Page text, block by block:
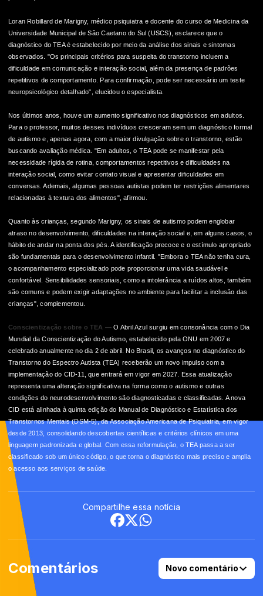
Loran Robillard de Marigny, médico psiquiatra e docente do curso de Medicina da
Universidade Municipal de São Caetano do Sul (USCS), esclarece que o
diagnóstico do TEA é estabelecido por meio da análise dos sinais e sintomas
observados. "Os principais critérios para suspeita do transtorno incluem a
dificuldade em comunicação e interação social, além da presença de padrões
repetitivos de comportamento. Para confirmação, pode ser necessário um teste
neuropsicológico detalhado", elucidou o especialista.
Nos últimos anos, houve um aumento significativo nos diagnósticos em adultos.
Para o professor, muitos desses indivíduos cresceram sem um diagnóstico formal
de autismo e, apenas agora, com a maior divulgação sobre o transtorno, estão
buscando avaliação médica. "Em adultos, o TEA pode se manifestar pela
necessidade rígida de rotina, comportamentos repetitivos e dificuldades na
interação social, como evitar contato visual e apresentar dificuldades em
conversas. Ademais, algumas pessoas autistas podem ter restrições alimentares
relacionadas à textura dos alimentos", afirmou.
Quanto às crianças, segundo Marigny, os sinais de autismo podem englobar
atraso no desenvolvimento, dificuldades na interação social e, em alguns casos, o
hábito de andar na ponta dos pés. A identificação precoce e o estímulo apropriado
são fundamentais para o desenvolvimento infantil. "Embora o TEA não tenha cura,
o acompanhamento especializado pode proporcionar uma vida saudável e
confortável. Sensibilidades sensoriais, como a intolerância a ruídos altos, também
são comuns e podem exigir adaptações no ambiente para facilitar a inclusão das
crianças", complementou.
Conscientização sobre o TEA — O Abril Azul surgiu em consonância com o Dia
Mundial da Conscientização do Autismo, estabelecido pela ONU em 2007 e
celebrado anualmente no dia 2 de abril. No Brasil, os avanços no diagnóstico do
Transtorno do Espectro Autista (TEA) receberão um novo impulso com a
implementação do CID-11, que entrará em vigor em 2027. Essa atualização
representa uma alteração significativa na forma como o autismo e outras
condições do neurodesenvolvimento são diagnosticadas e classificadas. A nova
CID está alinhada à quinta edição do Manual de Diagnóstico e Estatística dos
Transtornos Mentais (DSM-5), da Associação Americana de Psiquiatria, em vigor
desde 2013, consolidando descobertas científicas e critérios clínicos em uma
linguagem padronizada e global. Com essa reformulação, o TEA passa a ser
classificado sob um único código, o que torna o diagnóstico mais preciso e amplia
o acesso aos serviços de saúde.
Compartilhe essa notícia
Comentários Novo comentário